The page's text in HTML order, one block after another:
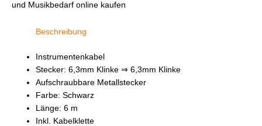
und Musikbedarf online kaufen
Beschreibung
Instrumentenkabel
Stecker: 6,3mm Klinke ⇒ 6,3mm Klinke
Aufschraubbare Metallstecker
Farbe: Schwarz
Länge: 6 m
Inkl. Kabelklette